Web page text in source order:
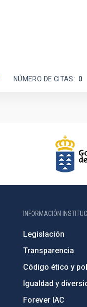
NÚMERO DE CITAS 0
INFORMACIÓN
Legislación
Transparencia
Código ético y
Igualdad y
Forever IAC